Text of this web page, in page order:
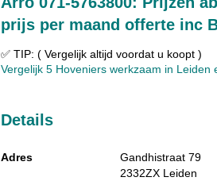
prijs per maand offerte inc
✅ TIP: ( Vergelijk altijd voordat u koopt )
Vergelijk 5 Hoveniers werkzaam in
Details
Adres
Gandhistraat 79
2332ZX Leiden